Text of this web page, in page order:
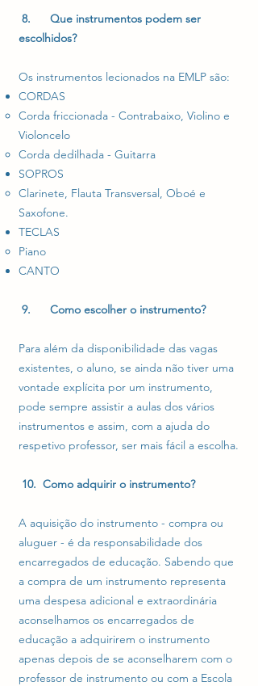
8. Que instrumentos podem ser
escolhidos?
Os instrumentos lecionados na EMLP são:
CORDAS
Corda friccionada - Contrabaixo, Violino e
Violoncelo
Corda dedilhada - Guitarra
SOPROS
Clarinete, Flauta Transversal, Oboé e
Saxofone.
TECLAS
Piano
CANTO
9. Como escolher o instrumento?
Para além da disponibilidade das vagas
existentes, o aluno, se ainda não tiver uma
vontade explícita por um instrumento,
pode sempre assistir a aulas dos vários
instrumentos e assim, com a ajuda do
respetivo professor, ser mais fácil a escolha.
10. Como adquirir o instrumento?
A aquisição do instrumento - compra ou
aluguer - é da responsabilidade dos
encarregados de educação. Sabendo que
a compra de um instrumento representa
uma despesa adicional e extraordinária
aconselhamos os encarregados de
educação a adquirirem o instrumento
apenas depois de se aconselharem com o
professor de instrumento ou com a Escola